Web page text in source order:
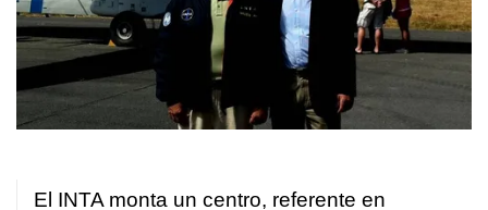
El INTA monta un centro, referente en